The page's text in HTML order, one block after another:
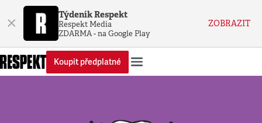
× Týdeník Respekt
Respekt Media
ZDARMA - na Google Play
ZOBRAZIT
Koupit předplatné